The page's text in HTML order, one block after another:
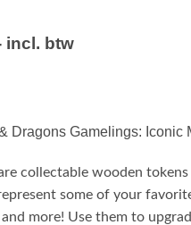
incl. btw
Dragons Gamelings: Iconic
collectable wooden tokens
some of your
more! Use them to